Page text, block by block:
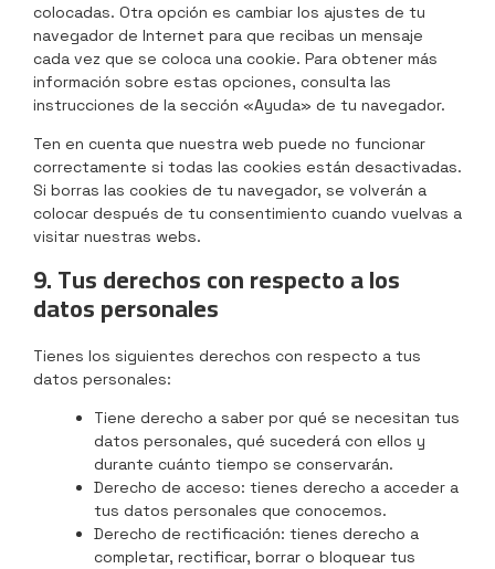
colocadas. Otra opción es cambiar los ajustes de tu
navegador de Internet para que recibas un mensaje
cada vez que se coloca una cookie. Para obtener más
información sobre estas opciones, consulta las
instrucciones de la sección «Ayuda» de tu navegador.
Ten en cuenta que nuestra web puede no funcionar
correctamente si todas las cookies están desactivadas.
Si borras las cookies de tu navegador, se volverán a
colocar después de tu consentimiento cuando vuelvas a
visitar nuestras webs.
9. Tus derechos con respecto a los
datos personales
Tienes los siguientes derechos con respecto a tus
datos personales:
Tiene derecho a saber por qué se necesitan tus
datos personales, qué sucederá con ellos y
durante cuánto tiempo se conservarán.
Derecho de acceso: tienes derecho a acceder a
tus datos personales que conocemos.
Derecho de rectificación: tienes derecho a
completar, rectificar, borrar o bloquear tus